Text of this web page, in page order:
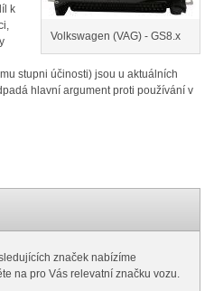
Volkswagen (VAG) - GS8.x
k
stupni účinosti) jsou u aktuálních
hlavní argument proti používání v
značek nabízíme
na pro Vás relevatní značku vozu.